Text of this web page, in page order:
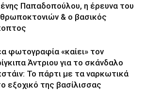
Παπαδοπούλου, η έρευνα του
& ο βασικός
φωτογραφία «καίει» τον
Άντριου για το σκάνδαλο
Το πάρτι με τα ναρκωτικά
εξοχικό της βασίλισσας